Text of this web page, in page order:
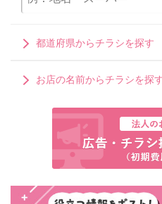
都道府県からチラシを探す
お店の名前からチラシを探